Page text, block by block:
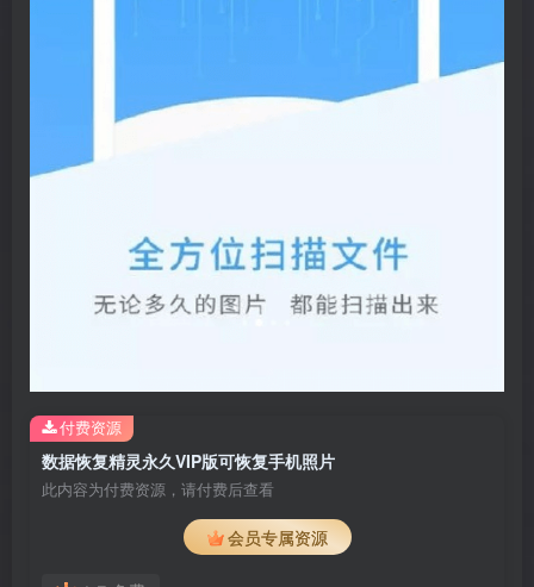
数据恢复精灵永久VIP版可恢复手机照片
此内容为付费资源，请付费后查看
会员专属资源
付费资源